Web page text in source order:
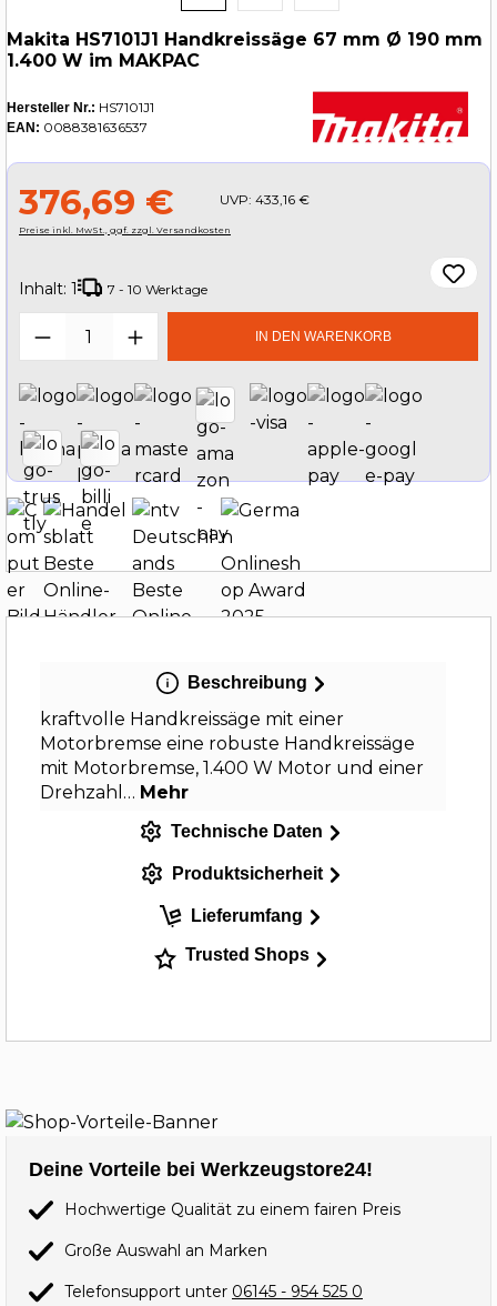
Makita HS7101J1 Handkreissäge 67 mm Ø 190 mm
1.400 W im MAKPAC
Hersteller Nr.: HS7101J1
EAN: 0088381636537
376,69 € UVP: 433,16 €
Preise inkl. MwSt., ggf. zzgl. Versandkosten
Inhalt: 1 7 - 10 Werktage
Produkt Anzahl: Gib denIN DEN WARENKORB
Beschreibung
kraftvolle Handkreissäge mit einer
Motorbremse eine robuste Handkreissäge
mit Motorbremse, 1.400 W Motor und einer
Drehzahl… Mehr
Technische Daten
Produktsicherheit
Lieferumfang
Trusted Shops
Deine Vorteile bei Werkzeugstore24!
Hochwertige Qualität zu einem fairen Preis
Große Auswahl an Marken
Telefonsupport unter 06145 - 954 525 0